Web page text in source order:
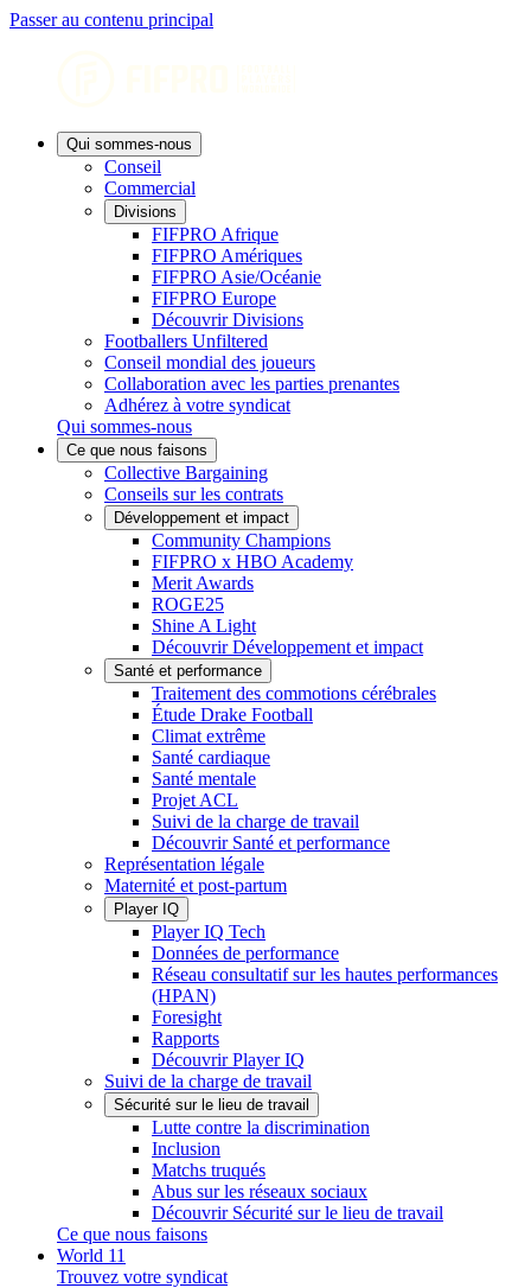
Passer au contenu principal
Qui sommes-nous
Conseil
Commercial
Divisions
FIFPRO Afrique
FIFPRO Amériques
FIFPRO Asie/Océanie
FIFPRO Europe
Découvrir Divisions
Footballers Unfiltered
Conseil mondial des joueurs
Collaboration avec les parties prenantes
Adhérez à votre syndicat
Qui sommes-nous
Ce que nous faisons
Collective Bargaining
Conseils sur les contrats
Développement et impact
Community Champions
FIFPRO x HBO Academy
Merit Awards
ROGE25
Shine A Light
Découvrir Développement et impact
Santé et performance
Traitement des commotions cérébrales
Étude Drake Football
Climat extrême
Santé cardiaque
Santé mentale
Projet ACL
Suivi de la charge de travail
Découvrir Santé et performance
Représentation légale
Maternité et post-partum
Player IQ
Player IQ Tech
Données de performance
Réseau consultatif sur les hautes performances
(HPAN)
Foresight
Rapports
Découvrir Player IQ
Suivi de la charge de travail
Sécurité sur le lieu de travail
Lutte contre la discrimination
Inclusion
Matchs truqués
Abus sur les réseaux sociaux
Découvrir Sécurité sur le lieu de travail
Ce que nous faisons
World 11
Trouvez votre syndicat